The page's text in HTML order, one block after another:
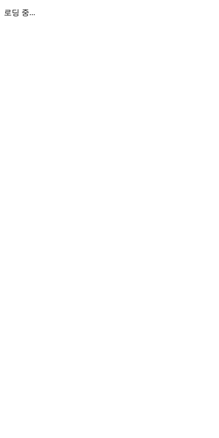
로딩 중...